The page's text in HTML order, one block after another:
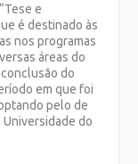
e
é destinado às
nos programas
áreas do
do
em que foi
pelo de
Universidade do